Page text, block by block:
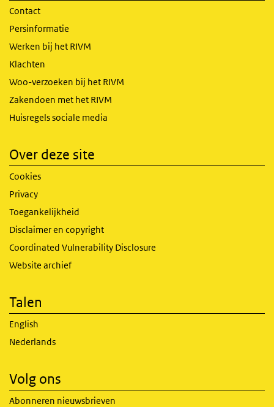
Contact
Persinformatie
Werken bij het RIVM
Klachten
Woo-verzoeken bij het RIVM
Zakendoen met het RIVM
Huisregels sociale media
Over deze site
Cookies
Privacy
Toegankelijkheid
Disclaimer en copyright
Coordinated Vulnerability Disclosure
Website archief
Talen
English
Nederlands
Volg ons
Abonneren nieuwsbrieven